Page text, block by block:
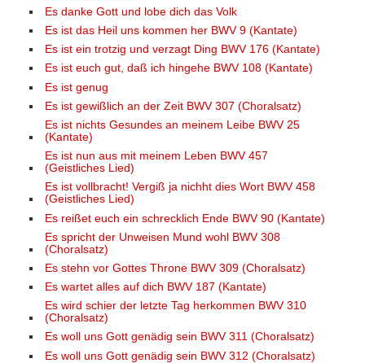
Es danke Gott und lobe dich das Volk
Es ist das Heil uns kommen her BWV 9 (Kantate)
Es ist ein trotzig und verzagt Ding BWV 176 (Kantate)
Es ist euch gut, daß ich hingehe BWV 108 (Kantate)
Es ist genug
Es ist gewißlich an der Zeit BWV 307 (Choralsatz)
Es ist nichts Gesundes an meinem Leibe BWV 25
(Kantate)
Es ist nun aus mit meinem Leben BWV 457
(Geistliches Lied)
Es ist vollbracht! Vergiß ja nichht dies Wort BWV 458
(Geistliches Lied)
Es reißet euch ein schrecklich Ende BWV 90 (Kantate)
Es spricht der Unweisen Mund wohl BWV 308
(Choralsatz)
Es stehn vor Gottes Throne BWV 309 (Choralsatz)
Es wartet alles auf dich BWV 187 (Kantate)
Es wird schier der letzte Tag herkommen BWV 310
(Choralsatz)
Es woll uns Gott genädig sein BWV 311 (Choralsatz)
Es woll uns Gott genädig sein BWV 312 (Choralsatz)